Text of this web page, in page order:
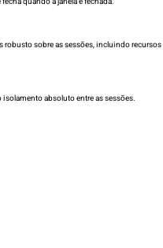
sobre as sessões, incluindo
absoluto entre as sessões.